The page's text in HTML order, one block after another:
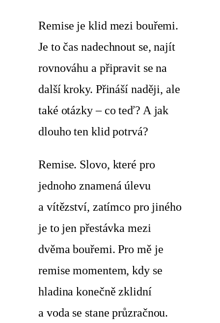
Remise je klid mezi bouřemi.
Je to čas nadechnout se, najít
rovnováhu a připravit se na
další kroky. Přináší naději, ale
také otázky – co teď? A jak
dlouho ten klid potrvá?
Remise. Slovo, které pro
jednoho znamená úlevu
a vítězství, zatímco pro jiného
je to jen přestávka mezi
dvěma bouřemi. Pro mě je
remise momentem, kdy se
hladina konečně zklidní
a voda se stane průzračnou.